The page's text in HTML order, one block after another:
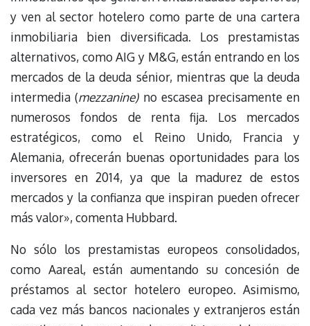
y ven al sector hotelero como parte de una cartera
inmobiliaria bien diversificada. Los prestamistas
alternativos, como AIG y M&G, están entrando en los
mercados de la deuda sénior, mientras que la deuda
intermedia (mezzanine)no escasea precisamente en
numerosos fondos de renta fija. Los mercados
estratégicos, como el Reino Unido, Francia y
Alemania, ofrecerán buenas oportunidades para los
inversores en 2014, ya que la madurez de estos
mercados y la confianza que inspiran pueden ofrecer
más valor», comenta Hubbard.
No sólo los prestamistas europeos consolidados,
como Aareal, están aumentando su concesión de
préstamos al sector hotelero europeo. Asimismo,
cada vez más bancos nacionales y extranjeros están